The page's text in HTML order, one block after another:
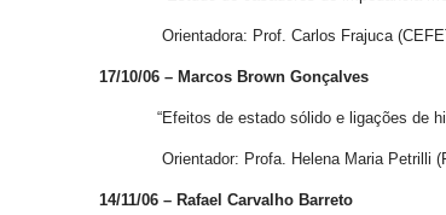
Orientadora: Prof. Carlos Frajuca
17/10/06 – Marcos Brown Gonçalves
“Efeitos de estado sólido e ligações de
Orientador: Profa. Helena Maria Petrilli
14/11/06 – Rafael Carvalho Barreto